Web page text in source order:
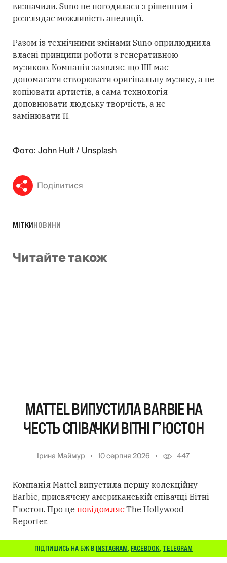
визначили. Suno не погодилася з рішенням і
розглядає можливість апеляції.
Разом із технічними змінами Suno оприлюднила
власні принципи роботи з генеративною
музикою. Компанія заявляє, що ШІ має
допомагати створювати оригінальну музику, а не
копіювати артистів, а сама технологія —
доповнювати людську творчість, а не
замінювати її.
Фото: John Hult / Unsplash
Поділитися
МІТКИНОВИНИ
Читайте також
MATTEL ВИПУСТИЛА BARBIE НА
ЧЕСТЬ СПІВАЧКИ ВІТНІ Г’ЮСТОН
Ірина Маймур 10 серпня 2026 447
Компанія Mattel випустила першу колекційну
Barbie, присвячену американській співачці Вітні
Г’юстон. Про це повідомляєThe Hollywood
Reporter.
ПІДПИШИСЬ НА БЖ В INSTAGRAM, FACEBOOK, TELEGRAM